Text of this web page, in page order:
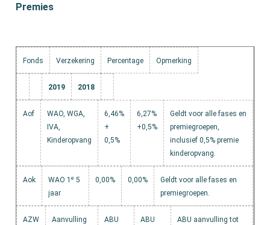
Premies
Fonds Verzekering Percentage Opmerking
2019 2018
Aof
WAO, WGA,
IVA,
Kinderopvang
6,46%
+
0,5%
6,27%
+0,5%
Geldt voor alle fases en
premiegroepen,
inclusief 0,5% premie
kinderopvang.
Aok WAO 1e 5
jaar
0,00% 0,00%
Geldt voor alle fases en
premiegroepen.
AZW
Aanvulling
ABU
ABU
ABU aanvulling tot